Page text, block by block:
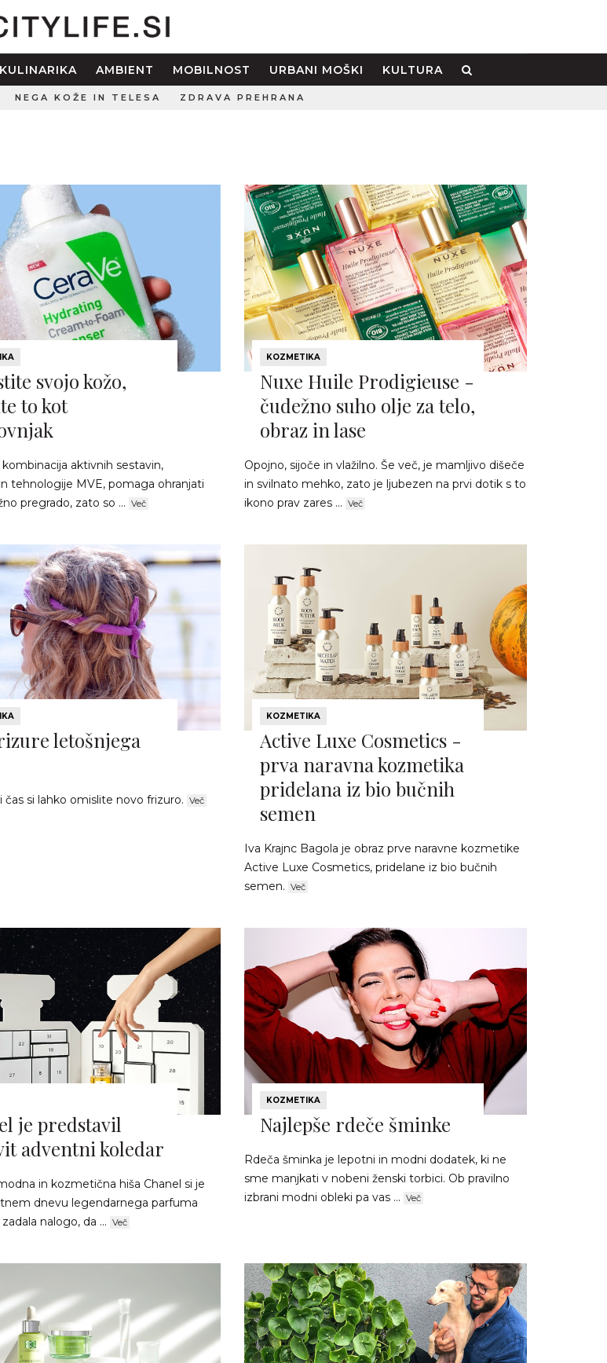
KULINARIKA AMBIENT MOBILNOST URBANI MOŠKI KULTURA
NEGA KOŽE IN TELESA ZDRAVA PREHRANA
svojo kožo,
to kot
aktivnih sestavin,
tehnologije MVE, pomaga ohranjati
pregrado, zato so ... Več
KOZMETIKA
Nuxe Huile Prodigieuse -
čudežno suho olje za telo,
obraz in lase
Opojno, sijoče in vlažilno. Še več, je mamljivo dišeče
in svilnato mehko, zato je ljubezen na prvi dotik s to
ikono prav zares ... Več
letošnjega
čas si lahko omislite novo frizuro. Več
KOZMETIKA
Active Luxe Cosmetics -
prva naravna kozmetika
pridelana iz bio bučnih
semen
Iva Krajnc Bagola je obraz prve naravne kozmetike
Active Luxe Cosmetics, pridelane iz bio bučnih
semen. Več
je predstavil
adventni koledar
in kozmetična hiša Chanel si je
dnevu legendarnega parfuma
nalogo, da ... Več
KOZMETIKA
Najlepše rdeče šminke
Rdeča šminka je lepotni in modni dodatek, ki ne
sme manjkati v nobeni ženski torbici. Ob pravilno
izbrani modni obleki pa vas ... Več